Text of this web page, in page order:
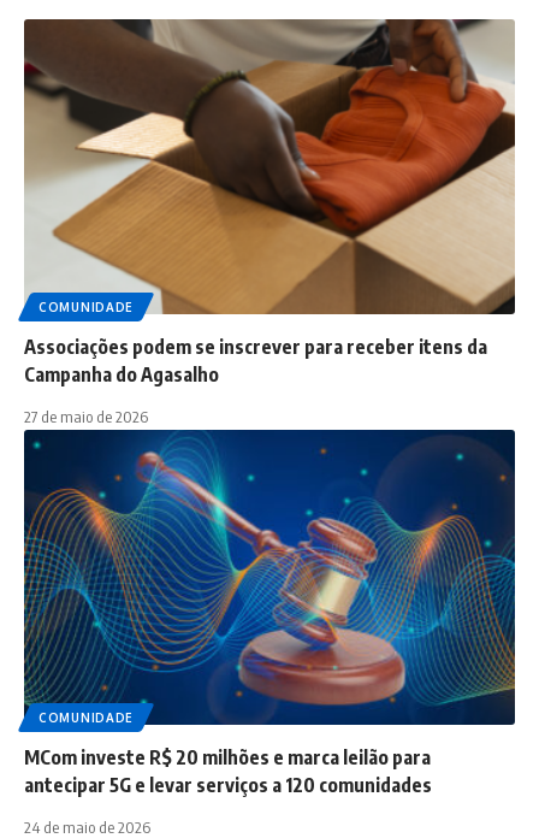
COMUNIDADE
Associações podem se inscrever para receber itens da
Campanha do Agasalho
27 de maio de 2026
COMUNIDADE
MCom investe R$ 20 milhões e marca leilão para
antecipar 5G e levar serviços a 120 comunidades
24 de maio de 2026